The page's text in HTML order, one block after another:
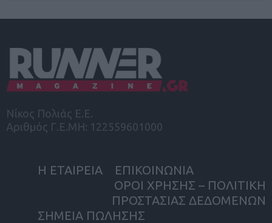
Νίκος Πολιάς Ε.Ε.
Αριθμός Γ.Ε.ΜΗ: 122559601000
Η ΕΤΑΙΡΕΙΑ
ΕΠΙΚΟΙΝΩΝΙΑ
ΟΡΟΙ ΧΡΗΣΗΣ – ΠΟΛΙΤΙΚΗ
ΠΡΟΣΤΑΣΙΑΣ ΔΕΔΟΜΕΝΩΝ
ΣΗΜΕΙΑ ΠΩΛΗΣΗΣ